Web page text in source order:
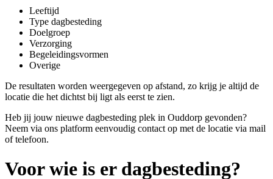
Leeftijd
Type dagbesteding
Doelgroep
Verzorging
Begeleidingsvormen
Overige
De resultaten worden weergegeven op afstand, zo krijg je altijd de
locatie die het dichtst bij ligt als eerst te zien.
Heb jij jouw nieuwe dagbesteding plek in Ouddorp gevonden?
Neem via ons platform eenvoudig contact op met de locatie via mail
of telefoon.
Voor wie is er dagbesteding?